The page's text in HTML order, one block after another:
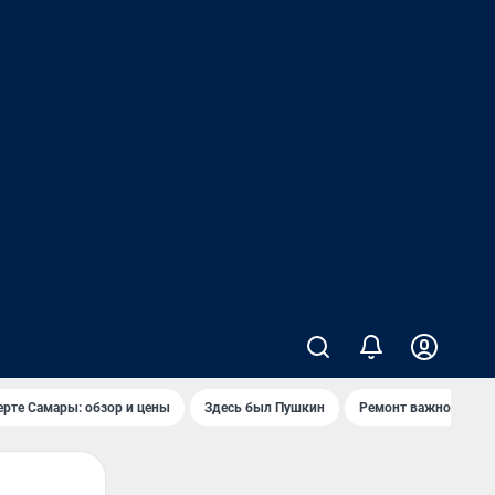
Самары: обзор и цены Здесь был Пушкин Ремонт важного